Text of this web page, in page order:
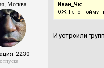
Москва
2230
Иван_Чк:
ОЖП это поймут
И устроили